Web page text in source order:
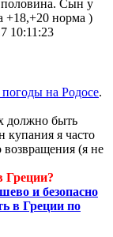
половина. Сын у
+18,+20 норма )
10:11:23
на Родосе.
должно быть
купания я часто
(я не
Греции?
и безопасно
в Греции по